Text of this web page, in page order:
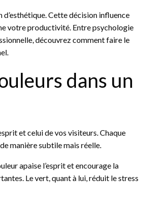
d’esthétique. Cette décision influence
votre productivité. Entre psychologie
découvrez comment faire le
dans un
et celui de vos visiteurs. Chaque
manière subtile mais réelle.
apaise l’esprit et encourage la
Le vert, quant à lui, réduit le stress